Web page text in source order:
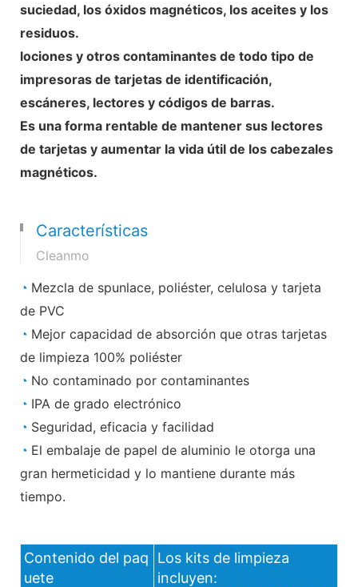
suciedad, los óxidos magnéticos, los aceites y los
residuos.
lociones y otros contaminantes de todo tipo de
impresoras de tarjetas de identificación,
escáneres, lectores y códigos de barras.
Es una forma rentable de mantener sus lectores
de tarjetas y aumentar la vida útil de los cabezales
magnéticos.
Características
Cleanmo
◔ Mezcla de spunlace, poliéster, celulosa y tarjeta
de PVC
◔ Mejor capacidad de absorción que otras tarjetas
de limpieza 100% poliéster
◔ No contaminado por contaminantes
◔ IPA de grado electrónico
◔ Seguridad, eficacia y facilidad
◔ El embalaje de papel de aluminio le otorga una
gran hermeticidad y lo mantiene durante más
tiempo.
Contenido del paq
uete
Los kits de limpieza
incluyen: